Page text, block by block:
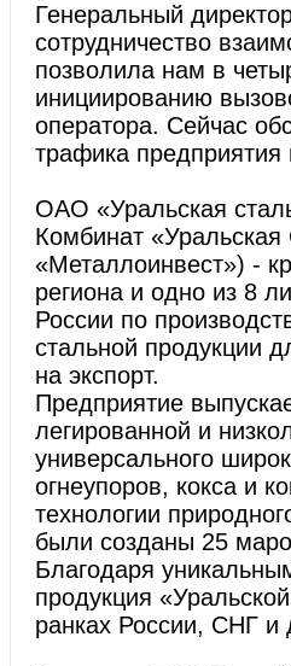
Генеральный
сотрудничество
позволила нам в
инициированию
оператора. Сейчас
трафика предприятия
ОАО «Уральская
Комбинат «Уральская
«Металлоинвест») -
региона и одно из 8
России по
стальной продукции
на экспорт.
Предприятие
легированной и
универсального
огнеупоров, кокса и
технологии
были созданы 25
Благодаря
продукция
ранках России, СНГ и